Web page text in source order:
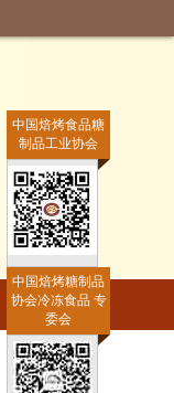
中国焙烤食品糖
制品工业协会
中国焙烤糖制品
协会冷冻食品 专
委会